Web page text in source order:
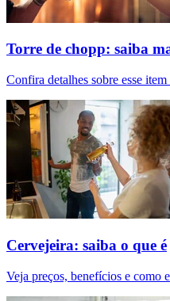
Torre de chopp: saiba
Confira detalhes sobre esse
Cervejeira: saiba o que é
Veja preços, benefícios e como